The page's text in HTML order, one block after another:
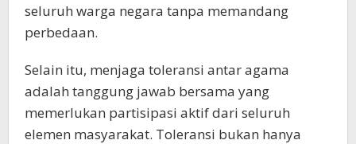
seluruh warga negara tanpa memandang
perbedaan.
Selain itu, menjaga toleransi antar agama
adalah tanggung jawab bersama yang
memerlukan partisipasi aktif dari seluruh
elemen masyarakat. Toleransi bukan hanya